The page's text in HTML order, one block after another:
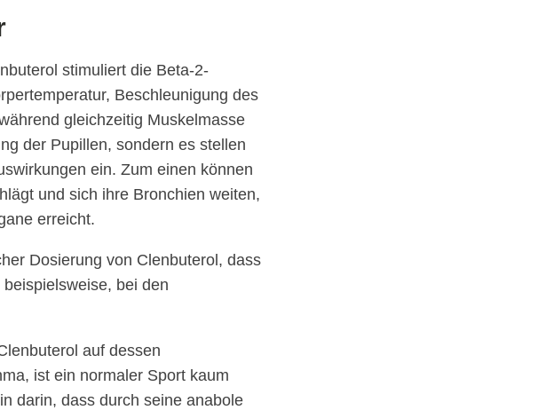
stimuliert die Beta-2-
Beschleunigung des
gleichzeitig Muskelmasse
der Pupillen, sondern es stellen
ein. Zum einen können
und sich ihre Bronchien weiten,
erreicht.
Dosierung von Clenbuterol, dass
bei den
auf dessen
ist ein normaler Sport kaum
darin, dass durch seine anabole